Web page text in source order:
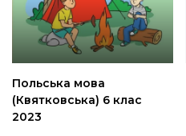
Польська мова
(Квятковська) 6 клас
2023